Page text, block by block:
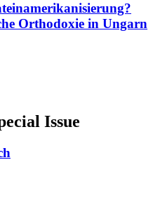
Orthodoxie in Ungarn
Issue